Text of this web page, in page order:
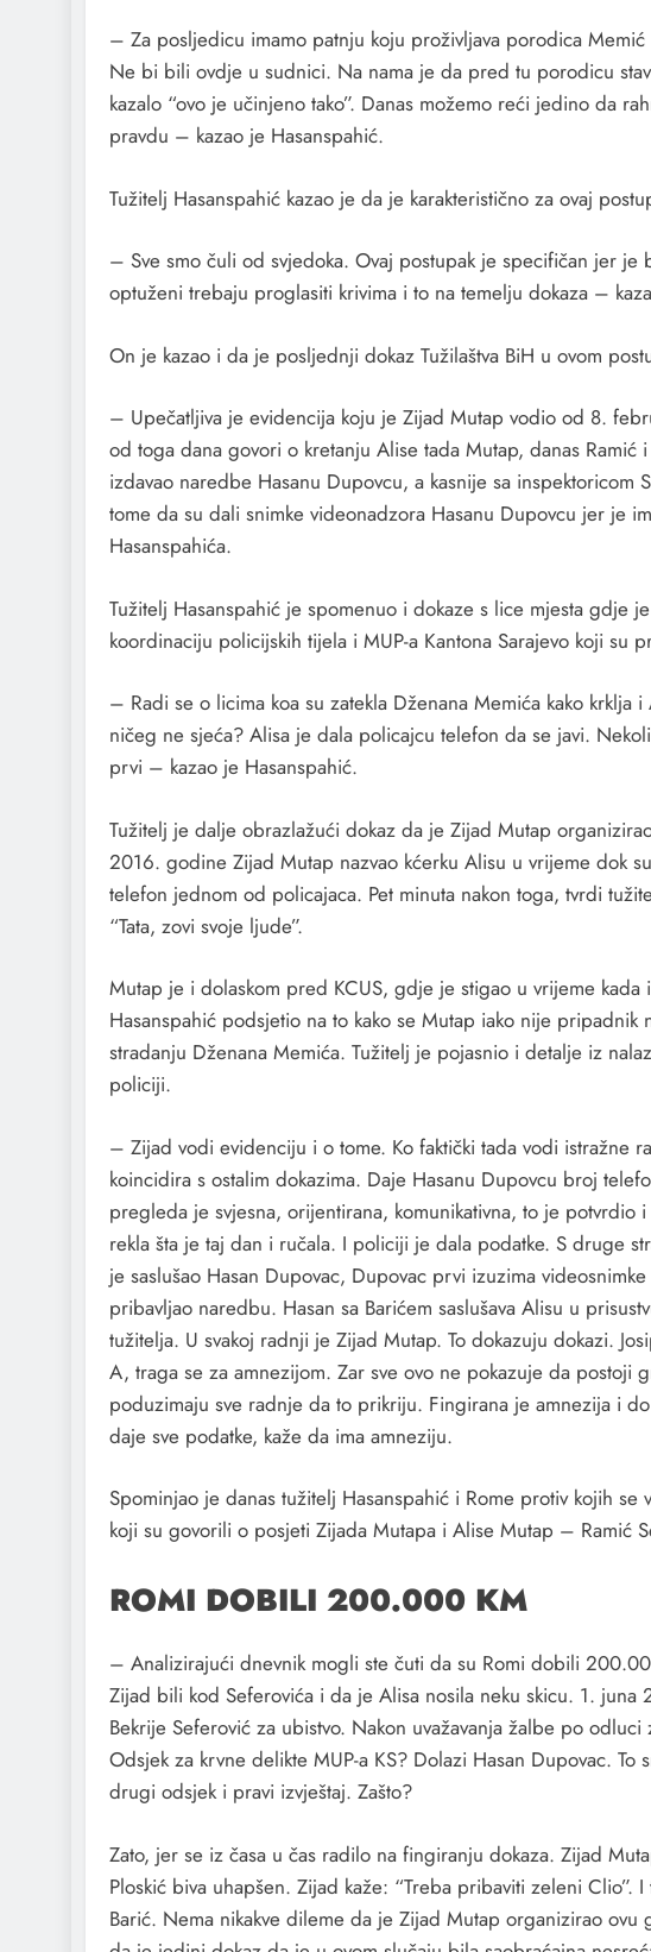
– Za posljedicu imamo patnju koju proživljava porodica
Ne bi bili ovdje u sudnici. Na nama je da pred tu porodicu
kazalo “ovo je učinjeno tako”. Danas možemo reći jedino da
pravdu – kazao je Hasanspahić.
Tužitelj Hasanspahić kazao je da je karakteristično za ovaj
– Sve smo čuli od svjedoka. Ovaj postupak je specifičan jer
optuženi trebaju proglasiti krivima i to na temelju dokaza –
On je kazao i da je posljednji dokaz Tužilaštva BiH u ovom
– Upečatljiva je evidencija koju je Zijad Mutap vodio od 8.
od toga dana govori o kretanju Alise tada Mutap, danas
izdavao naredbe Hasanu Dupovcu, a kasnije sa
tome da su dali snimke videonadzora Hasanu Dupovcu jer je
Hasanspahića.
Tužitelj Hasanspahić je spomenuo i dokaze s lice mjesta
koordinaciju policijskih tijela i MUP-a Kantona Sarajevo koji su
– Radi se o licima koa su zatekla Dženana Memića kako krklja
ničeg ne sjeća? Alisa je dala policajcu telefon da se javi.
prvi – kazao je Hasanspahić.
Tužitelj je dalje obrazlažući dokaz da je Zijad Mutap
2016. godine Zijad Mutap nazvao kćerku Alisu u vrijeme dok
telefon jednom od policajaca. Pet minuta nakon toga, tvrdi
“Tata, zovi svoje ljude”.
Mutap je i dolaskom pred KCUS, gdje je stigao u vrijeme
Hasanspahić podsjetio na to kako se Mutap iako nije
stradanju Dženana Memića. Tužitelj je pojasnio i detalje iz
policiji.
– Zijad vodi evidenciju i o tome. Ko faktički tada vodi istražne
koincidira s ostalim dokazima. Daje Hasanu Dupovcu broj
pregleda je svjesna, orijentirana, komunikativna, to je
rekla šta je taj dan i ručala. I policiji je dala podatke. S druge
je saslušao Hasan Dupovac, Dupovac prvi izuzima
pribavljao naredbu. Hasan sa Barićem saslušava Alisu u
tužitelja. U svakoj radnji je Zijad Mutap. To dokazuju dokazi.
A, traga se za amnezijom. Zar sve ovo ne pokazuje da postoji
poduzimaju sve radnje da to prikriju. Fingirana je amnezija i
daje sve podatke, kaže da ima amneziju.
Spominjao je danas tužitelj Hasanspahić i Rome protiv kojih
koji su govorili o posjeti Zijada Mutapa i Alise Mutap – Ramić
ROMI DOBILI 200.000 KM
– Analizirajući dnevnik mogli ste čuti da su Romi dobili
Zijad bili kod Seferovića i da je Alisa nosila neku skicu. 1.
Bekrije Seferović za ubistvo. Nakon uvažavanja žalbe po
Odsjek za krvne delikte MUP-a KS? Dolazi Hasan Dupovac.
drugi odsjek i pravi izvještaj. Zašto?
Zato, jer se iz časa u čas radilo na fingiranju dokaza. Zijad
Ploskić biva uhapšen. Zijad kaže: “Treba pribaviti zeleni
Barić. Nema nikakve dileme da je Zijad Mutap organizirao